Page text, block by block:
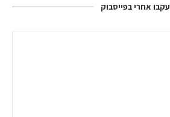
עקבו אחרי בפייסבוק